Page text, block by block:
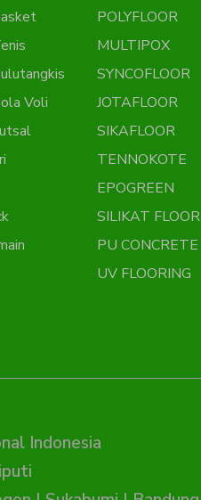
Voli
POLYFLOOR
MULTIPOX
SYNCOFLOOR
JOTAFLOOR
SIKAFLOOR
TENNOKOTE
EPOGREEN
SILIKAT FLOOR
PU CONCRETE
UV FLOORING
Indonesia